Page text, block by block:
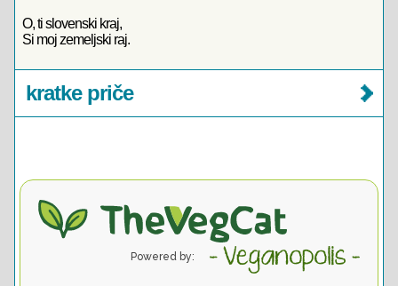
O, ti slovenski kraj,
Si moj zemeljski raj.
kratke priče